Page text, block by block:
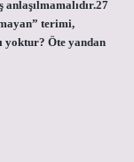
terimi,
yoktur? Öte yandan